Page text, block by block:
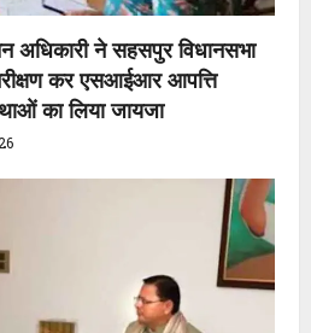
अधिकारी ने सहसपुर विधानसभा
कर एसआईआर आपत्ति
का लिया जायजा